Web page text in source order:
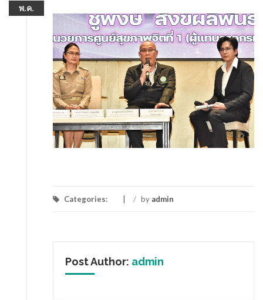
พ.ค.
Categories: / by admin
Post Author: admin